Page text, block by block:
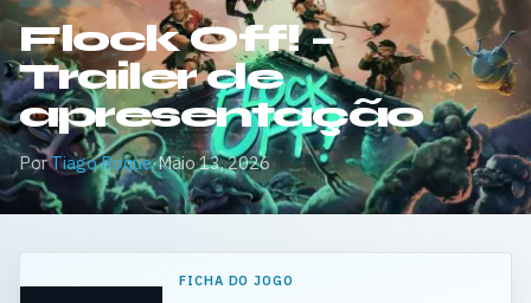
Flock Off! –
Trailer de
apresentação
PorTiago Roque·Maio 13, 2026
FICHA DO JOGO